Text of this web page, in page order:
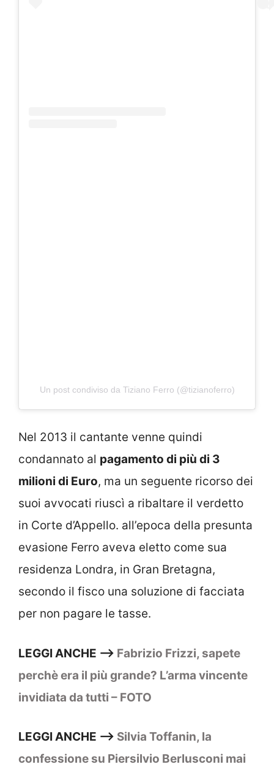
Un post condiviso da Tiziano Ferro (@tizianoferro)
Nel 2013 il cantante venne quindi
condannato al pagamento di più di 3
milioni di Euro, ma un seguente ricorso dei
suoi avvocati riuscì a ribaltare il verdetto
in Corte d’Appello. all’epoca della presunta
evasione Ferro aveva eletto come sua
residenza Londra, in Gran Bretagna,
secondo il fisco una soluzione di facciata
per non pagare le tasse.
LEGGI ANCHE –> Fabrizio Frizzi, sapete
perchè era il più grande? L’arma vincente
invidiata da tutti – FOTO
LEGGI ANCHE –> Silvia Toffanin, la
confessione su Piersilvio Berlusconi mai